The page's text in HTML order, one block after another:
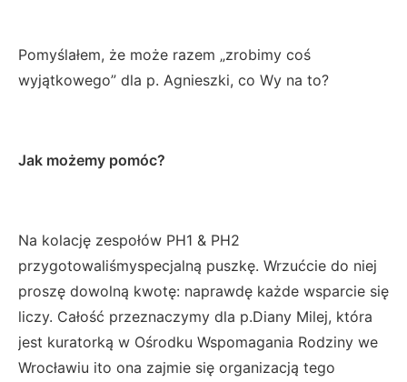
Pomyślałem, że może razem „zrobimy coś
wyjątkowego” dla p. Agnieszki, co Wy na to?
Jak możemy pomóc?
Na kolację zespołów PH1 & PH2
przygotowaliśmyspecjalną puszkę. Wrzućcie do niej
proszę dowolną kwotę: naprawdę każde wsparcie się
liczy. Całość przeznaczymy dla p.Diany Milej, która
jest kuratorką w Ośrodku Wspomagania Rodziny we
Wrocławiu ito ona zajmie się organizacją tego